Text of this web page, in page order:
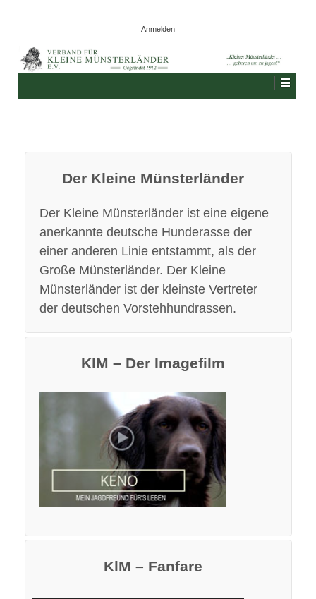
Anmelden
Der Kleine Münsterländer
Der Kleine Münsterländer ist eine eigene
anerkannte deutsche Hunderasse der
einer anderen Linie entstammt, als der
Große Münsterländer. Der Kleine
Münsterländer ist der kleinste Vertreter
der deutschen Vorstehhundrassen.
KlM – Der Imagefilm
KlM – Fanfare